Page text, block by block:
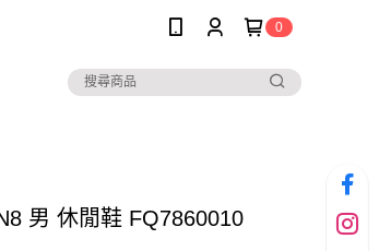
0
男 休閒鞋 FQ7860010